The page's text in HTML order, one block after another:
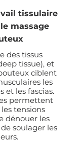
tissulaire
massage
des tissus
tissue), et
ciblent
les
et les fascias.
permettent
tensions
dénouer les
soulager les